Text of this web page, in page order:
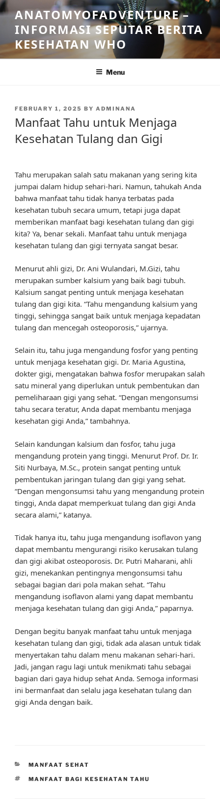
Skip
to
content
ANATOMYOFADVENTURE –
INFORMASI SEPUTAR BERITA
KESEHATAN WHO
Menu
POSTED
FEBRUARY 1, 2025 BY ADMINANA
Manfaat Tahu untuk Menjaga
Kesehatan Tulang dan Gigi
Tahu merupakan salah satu makanan yang sering kita
jumpai dalam hidup sehari-hari. Namun, tahukah Anda
bahwa manfaat tahu tidak hanya terbatas pada
kesehatan tubuh secara umum, tetapi juga dapat
memberikan manfaat bagi kesehatan tulang dan gigi
kita? Ya, benar sekali. Manfaat tahu untuk menjaga
kesehatan tulang dan gigi ternyata sangat besar.
Menurut ahli gizi, Dr. Ani Wulandari, M.Gizi, tahu
merupakan sumber kalsium yang baik bagi tubuh.
Kalsium sangat penting untuk menjaga kesehatan
tulang dan gigi kita. “Tahu mengandung kalsium yang
tinggi, sehingga sangat baik untuk menjaga kepadatan
tulang dan mencegah osteoporosis,” ujarnya.
Selain itu, tahu juga mengandung fosfor yang penting
untuk menjaga kesehatan gigi. Dr. Maria Agustina,
dokter gigi, mengatakan bahwa fosfor merupakan salah
satu mineral yang diperlukan untuk pembentukan dan
pemeliharaan gigi yang sehat. “Dengan mengonsumsi
tahu secara teratur, Anda dapat membantu menjaga
kesehatan gigi Anda,” tambahnya.
Selain kandungan kalsium dan fosfor, tahu juga
mengandung protein yang tinggi. Menurut Prof. Dr. Ir.
Siti Nurbaya, M.Sc., protein sangat penting untuk
pembentukan jaringan tulang dan gigi yang sehat.
“Dengan mengonsumsi tahu yang mengandung protein
tinggi, Anda dapat memperkuat tulang dan gigi Anda
secara alami,” katanya.
Tidak hanya itu, tahu juga mengandung isoflavon yang
dapat membantu mengurangi risiko kerusakan tulang
dan gigi akibat osteoporosis. Dr. Putri Maharani, ahli
gizi, menekankan pentingnya mengonsumsi tahu
sebagai bagian dari pola makan sehat. “Tahu
mengandung isoflavon alami yang dapat membantu
menjaga kesehatan tulang dan gigi Anda,” paparnya.
Dengan begitu banyak manfaat tahu untuk menjaga
kesehatan tulang dan gigi, tidak ada alasan untuk tidak
menyertakan tahu dalam menu makanan sehari-hari.
Jadi, jangan ragu lagi untuk menikmati tahu sebagai
bagian dari gaya hidup sehat Anda. Semoga informasi
ini bermanfaat dan selalu jaga kesehatan tulang dan
gigi Anda dengan baik.
CATEGORIES
MANFAAT SEHAT
TAGS
MANFAAT BAGI KESEHATAN TAHU